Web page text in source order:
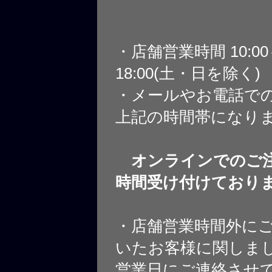
・店舗営業時間
18:00(土・日を除く)
・メールやお電話で
上記の時間帯になり
オンラインでのご
時間受け付けており
・店舗営業時間外に
いたお客様に関しま